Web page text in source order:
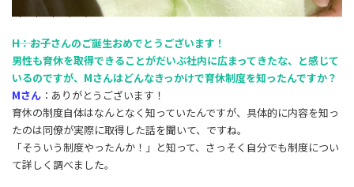
―――H：お子さんのご誕生おめでとうございます！
男性も育休を取得できることがだいぶ社内に広まってきたな、と感じて
いるのですが、Mさんはどんなきっかけで育休制度を知ったんですか？
Mさん ：ありがとうございます！
育休の制度自体はなんとなく知っていたんですが、具体的に内容を知っ
たのは同僚が実際に取得した話を聞いて、ですね。
「そういう制度やったんか！」と知って、さっそく自分でも制度につい
て詳しく調べました。